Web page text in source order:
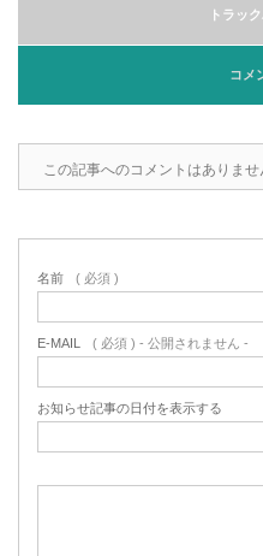
トラッ
コメ
この記事へのコメントはありませ
名前 ( 必須 )
E-MAIL ( 必須 ) - 公開されません -
お知らせ記事の日付を表示する